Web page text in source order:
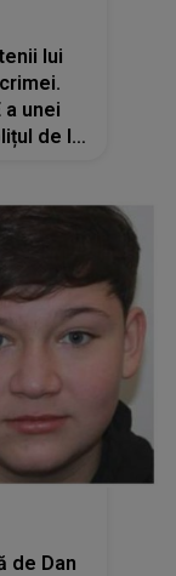
lui
a unei
de la
de Dan